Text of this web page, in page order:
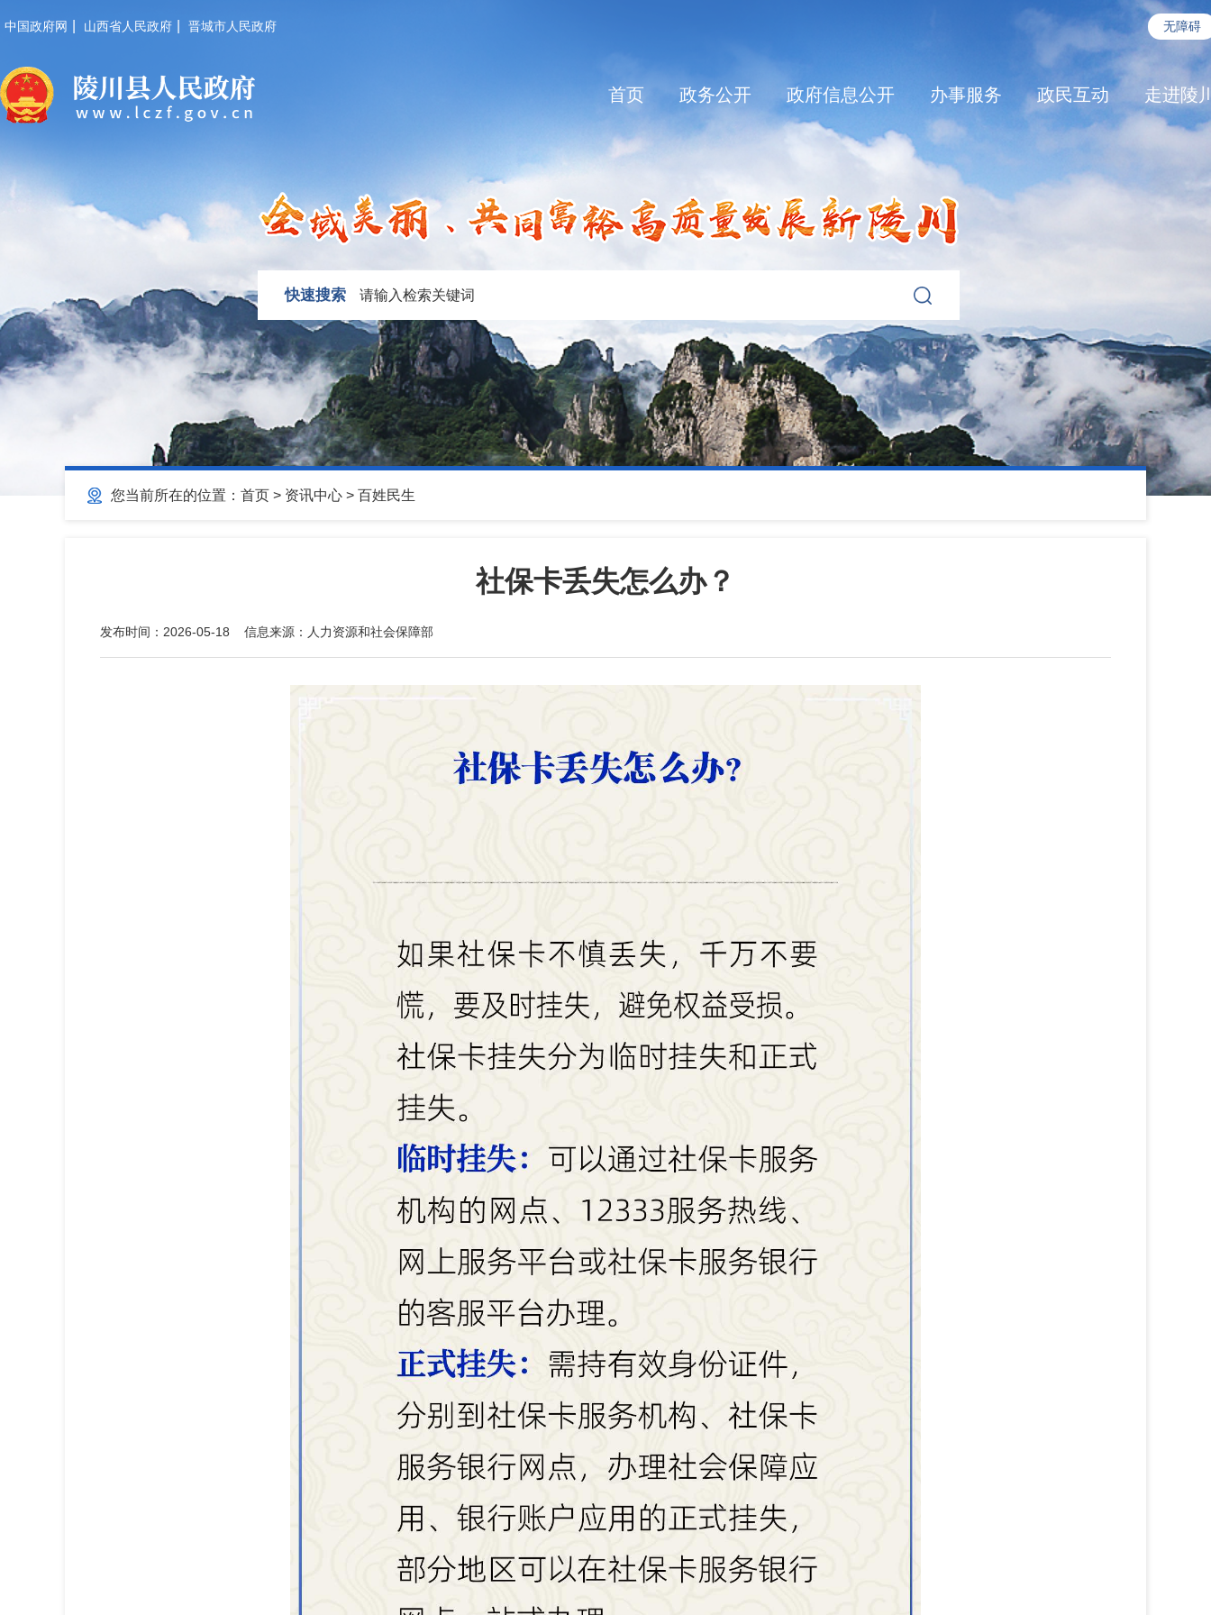
中国政府网 山西省人民政府 晋城市人民政府 无障碍
首页 政务公开 政府信息公开 办事服务 政民互动 走进陵
快速搜索
您当前所在的位置： 首页 > 资讯中心 > 百姓民生
社保卡丢失怎么办？
发布时间： 2026-05-18 信息来源： 人力资源和社会保障部